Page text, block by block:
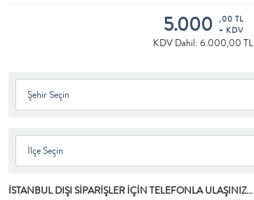
5.000
,00 TL
+ KDV
KDV Dahil: 6.000,00 TL
İSTANBUL DIŞI SİPARİŞLER İÇİN TELEFONLA ULAŞINIZ...